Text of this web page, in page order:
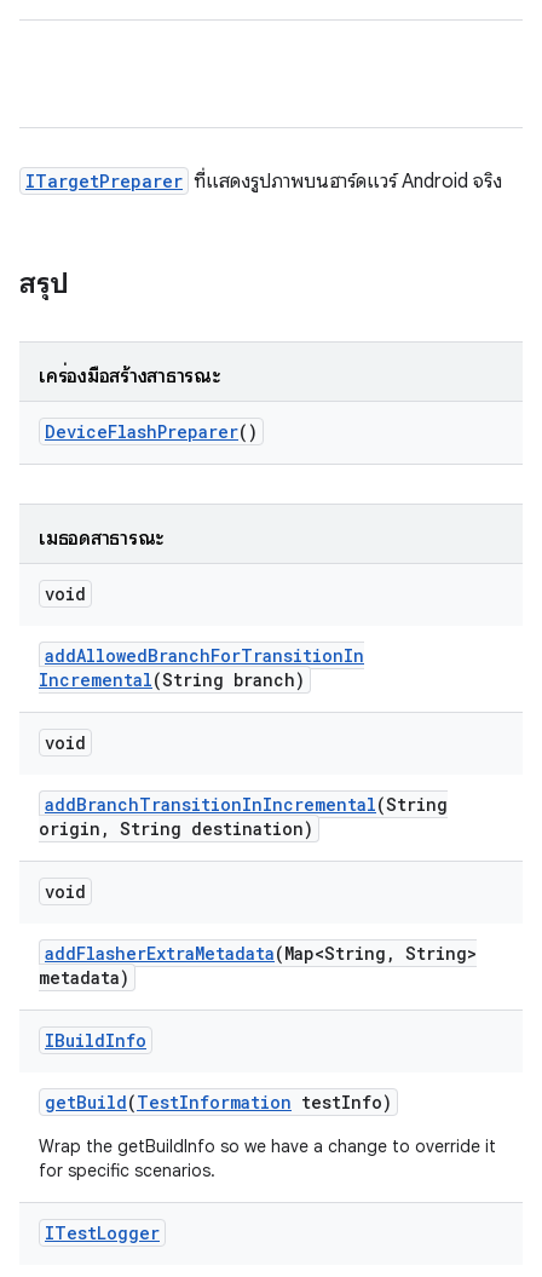
ITargetPreparer ที่แสดงรูปภาพบนฮาร์ดแวร์ Android จริง
สรุป
เครื่องมือสร้างสาธารณะ
DeviceFlashPreparer()
เมธอดสาธารณะ
void
addAllowedBranchForTransitionIn
Incremental(String branch)
void
addBranchTransitionInIncremental(String
origin , String destination)
void
addFlasherExtraMetadata(Map<String , String>
metadata)
IBuildInfo
getBuild(TestInformation testInfo)
Wrap the getBuildInfo so we have a change to override it
for specific scenarios.
ITestLogger